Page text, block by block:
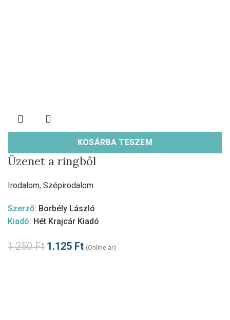
KOSÁRBA TESZEM
Üzenet a ringből
Irodalom, Szépirodalom
Szerző: Borbély László
Kiadó: Hét Krajcár Kiadó
1.250Ft 1.125 Ft (Online ár)